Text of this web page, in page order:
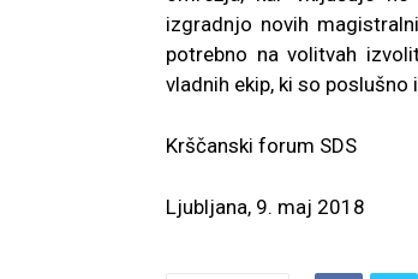
izgradnjo novih
potrebno na volitvah
vladnih ekip, ki so
Krščanski forum SDS
Ljubljana, 9. maj 2018